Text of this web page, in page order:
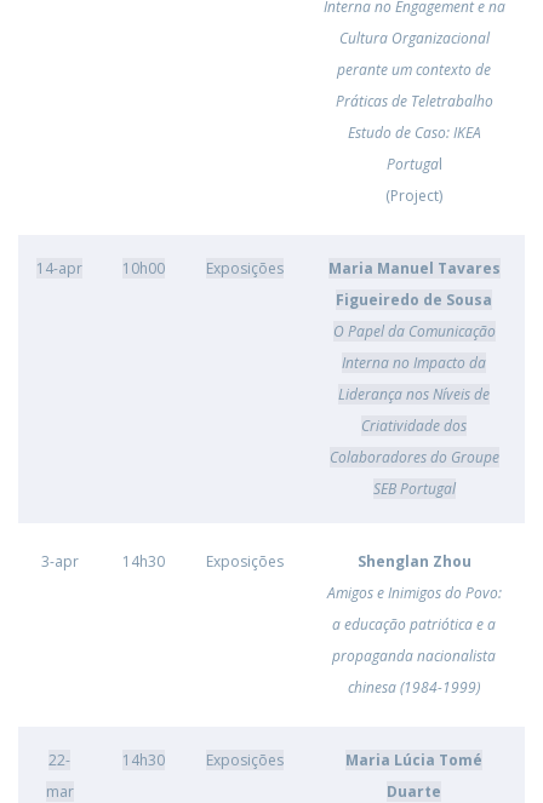
Interna no Engagement e na
Cultura Organizacional
perante um contexto de
Práticas de Teletrabalho
Estudo de Caso: IKEA
Portugal
(Project)
14-apr 10h00 Exposições
Maria Manuel Tavares
Figueiredo de Sousa
O Papel da Comunicação
Interna no Impacto da
Liderança nos Níveis de
Criatividade dos
Colaboradores do Groupe
SEB Portugal
3-apr 14h30 Exposições
Shenglan Zhou
Amigos e Inimigos do Povo:
a educação patriótica e a
propaganda nacionalista
chinesa (1984-1999)
22-
mar
14h30 Exposições
Maria Lúcia Tomé
Duarte